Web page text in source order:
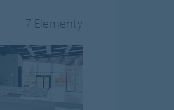
7 Elementy